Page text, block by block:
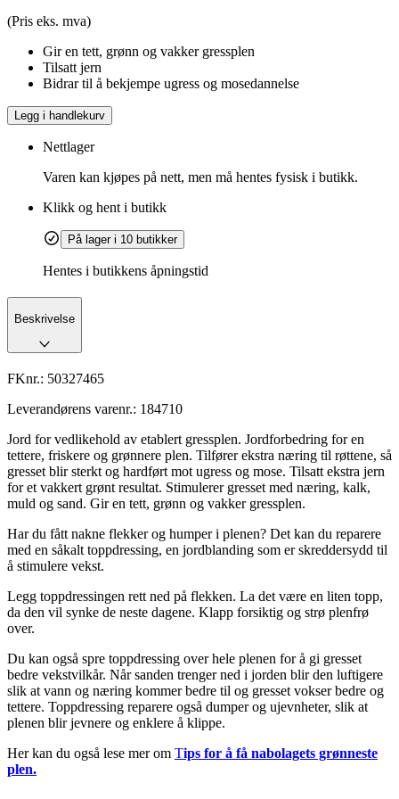
(Pris eks. mva)
Gir en tett, grønn og vakker gressplen
Tilsatt jern
Bidrar til å bekjempe ugress og mosedannelse
Legg i handlekurv
Nettlager
Varen kan kjøpes på nett, men må hentes fysisk i butikk.
Klikk og hent i butikk
På lager i 10 butikker
Hentes i butikkens åpningstid
Beskrivelse
FKnr.: 50327465
Leverandørens varenr.: 184710
Jord for vedlikehold av etablert gressplen. Jordforbedring for en
tettere, friskere og grønnere plen. Tilfører ekstra næring til røttene, så
gresset blir sterkt og hardført mot ugress og mose. Tilsatt ekstra jern
for et vakkert grønt resultat. Stimulerer gresset med næring, kalk,
muld og sand. Gir en tett, grønn og vakker gressplen.
Har du fått nakne flekker og humper i plenen? Det kan du reparere
med en såkalt toppdressing, en jordblanding som er skreddersydd til
å stimulere vekst.
Legg toppdressingen rett ned på flekken. La det være en liten topp,
da den vil synke de neste dagene. Klapp forsiktig og strø plenfrø
over.
Du kan også spre toppdressing over hele plenen for å gi gresset
bedre vekstvilkår. Når sanden trenger ned i jorden blir den luftigere
slik at vann og næring kommer bedre til og gresset vokser bedre og
tettere. Toppdressing reparere også dumper og ujevnheter, slik at
plenen blir jevnere og enklere å klippe.
Her kan du også lese mer om Tips for å få nabolagets grønneste
plen.